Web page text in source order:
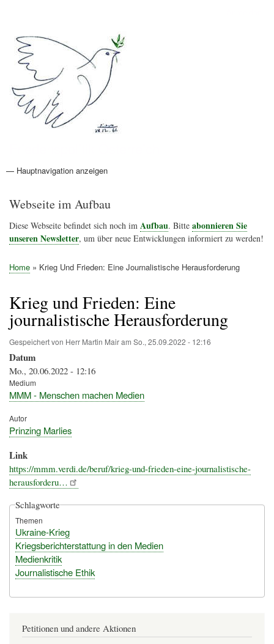
Hauptnavigation
— Hauptnavigation anzeigen
Aktionen
Friedensbewegung
Friedensprojekte
Home
Konflikte
Links
Narichtenlinks
News
Politik
Termine
Texte
Kunst
Friedensexperten
Friedensforschung
Friedensinitiativen
Friedensnachrichten
Webseite im Aufbau
Diese Webseite befindet sich noch im Aufbau. Bitte abonnieren Sie
unseren Newsletter, um über neue Entwicklungen informiert zu werden!
Home Krieg Und Frieden: Eine Journalistische Herausforderung
Krieg und Frieden: Eine
journalistische Herausforderung
Gespeichert von Herr Martin Mairam So., 25.09.2022 - 12:16
Datum
Mo., 20.06.2022 - 12:16
Medium
MMM - Menschen machen Medien
Autor
Prinzing Marlies
Link
https://mmm.verdi.de/beruf/krieg-und-frieden-eine-journalistische-
herausforderu…
Schlagworte
Themen
Ukraine-Krieg
Kriegsberichterstattung in den Medien
Medienkritik
Journalistische Ethik
Petitionen und andere Aktionen